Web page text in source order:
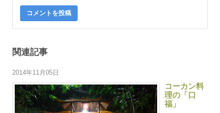
コメントを投稿
関連記事
2014年11月05日
コーカン料
理の「口
福」